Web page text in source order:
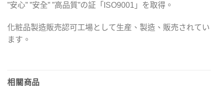
”安心” ”安全” ”高品質”の証「ISO9001」を取得。
化粧品製造販売認可工場として生産、製造、販売されてい
ます。
相關商品